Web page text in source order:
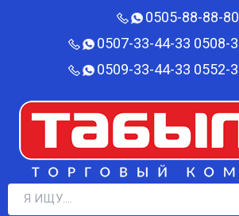
0505-88-88-80‬
0507-33-44-33 0508-
0509-33-44-33 0552-